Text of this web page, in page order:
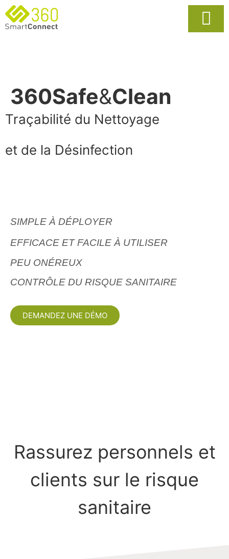
360Safe&Clean
Traçabilité du Nettoyage
et de la Désinfection
SIMPLE À DÉPLOYER
EFFICACE ET FACILE À UTILISER
PEU ONÉREUX
CONTRÔLE DU RISQUE SANITAIRE
DEMANDEZ UNE DÉMO
Rassurez personnels et
clients sur le risque
sanitaire